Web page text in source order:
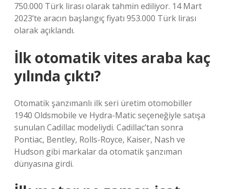
750.000 Türk lirası olarak tahmin ediliyor. 14 Mart
2023’te aracın başlangıç ​​fiyatı 953.000 Türk lirası
olarak açıklandı.
İlk otomatik vites araba kaç
yılında çıktı?
Otomatik şanzımanlı ilk seri üretim otomobiller
1940 Oldsmobile ve Hydra-Matic seçeneğiyle satışa
sunulan Cadillac modeliydi. Cadillac’tan sonra
Pontiac, Bentley, Rolls-Royce, Kaiser, Nash ve
Hudson gibi markalar da otomatik şanzıman
dünyasına girdi.